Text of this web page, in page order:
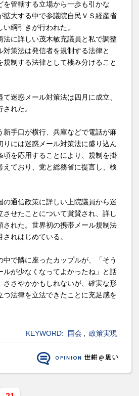
を管轄する立場から一歩も引かな
拡大する中で参議院自民ＶＳ経産省
綱引きが行われた。
法に詳しい茂木敏充議員と私で調整
対策法は発信者を規制する法律と
規制する法律として棲み分けること
迷惑メール対策法は四月に成立、
れた。
手口が横行、兵庫などで電話が麻
りには迷惑メール対策法に盛り込ん
項を応用することにより、規制を掛
えており、党と総務省に提言し、検
通信政策に詳しい上院議員から迷
させたことについて賞賛され、詳し
された。世界初の携帯メール規制法
れはじめている。
で隣に座ったカップルが、「そう
ルが少なくなってよかったね」と話
ささやかかもしれないが、確実な形
つ法律を立法できたことに充足感を
KEYWORD: 国会 政策実現